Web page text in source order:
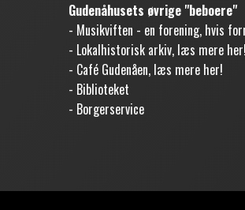
Gudenåhusets øvrige "beboere"
- Musikviften - en forening, hvis
- Lokalhistorisk arkiv, læs mere her!
- Café Gudenåen, læs mere her!
- Biblioteket
- Borgerservice